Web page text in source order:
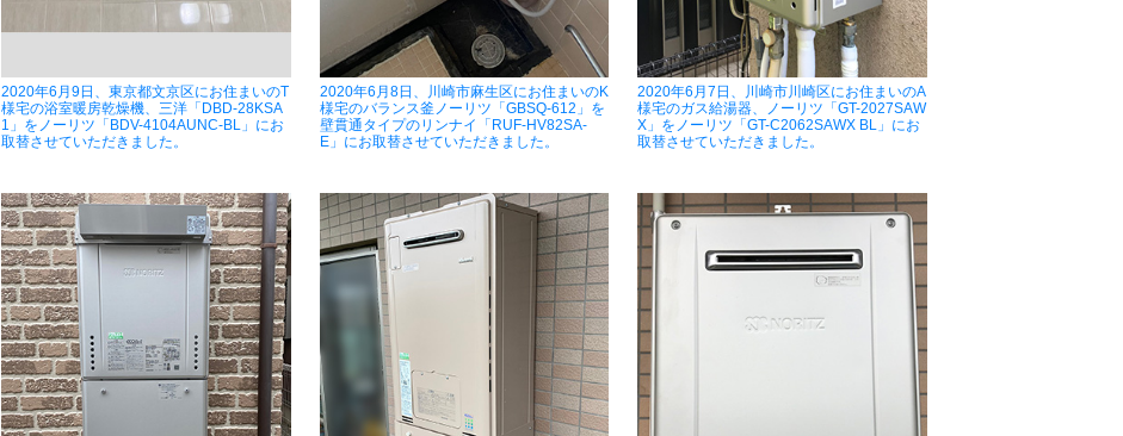
2020年6月9日、東京都文京区にお住まいのT
様宅の浴室暖房乾燥機、三洋「DBD-28KSA
1」をノーリツ「BDV-4104AUNC-BL」にお
取替させていただきました。
2020年6月8日、川崎市麻生区にお住まいのK
様宅のバランス釜ノーリツ「GBSQ-612」を
壁貫通タイプのリンナイ「RUF-HV82SA-
E」にお取替させていただきました。
2020年6月7日、川崎市川崎区にお住まいのA
様宅のガス給湯器、ノーリツ「GT-2027SAW
X」をノーリツ「GT-C2062SAWX BL」にお
取替させていただきました。